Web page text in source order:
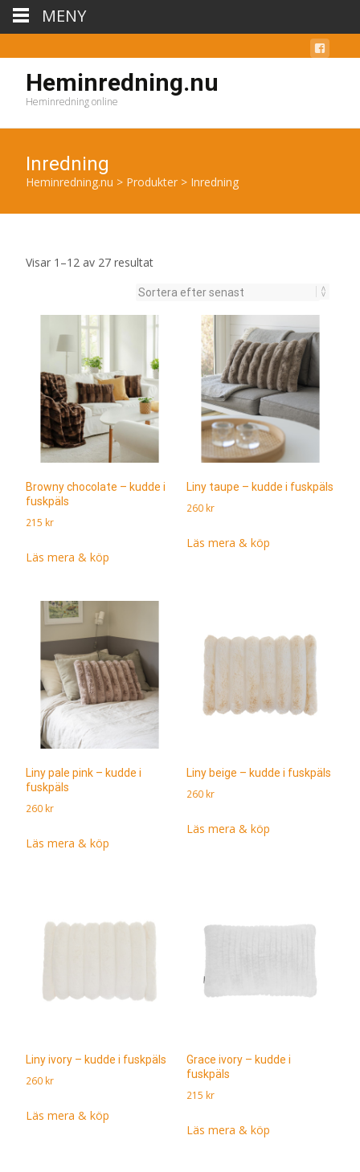
Heminredning.nu
Heminredning online
Inredning
Heminredning.nu > Produkter > Inredning
Visar 1–12 av 27 resultatSortera
senaste
Browny chocolate – kudde i
fuskpäls
215 kr
Läs mera & köp
Liny taupe – kudde i fuskpäls
260 kr
Läs mera & köp
Liny pale pink – kudde i
fuskpäls
260 kr
Läs mera & köp
Liny beige – kudde i fuskpäls
260 kr
Läs mera & köp
Liny ivory – kudde i fuskpäls
260 kr
Läs mera & köp
Grace ivory – kudde i
fuskpäls
215 kr
Läs mera & köp
MENY